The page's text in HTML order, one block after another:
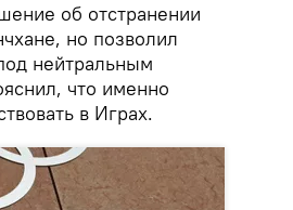
об отстранении
но позволил
нейтральным
что именно
в Играх.